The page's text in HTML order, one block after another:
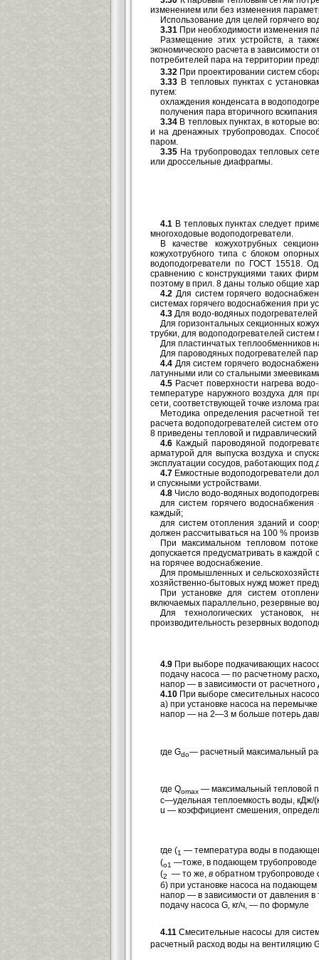
изменением или без изменения
Использование для целей горячего
3.31 При необходимости изменения
Размещение этих устройств, а
экономического расчета в
потребителей пара на территории
3.32 При проектировании систем
3.33 В тепловых пунктах с
путем:
охлаждения конденсата в
получения пара вторичного
3.34 В тепловых пунктах, в которые
и на дренажных трубопроводах.
паром.
3.35 На трубопроводах тепловых
или дроссельные диафрагмы.
4.1 В тепловых пунктах следует
многоходовые водоподогреватели.
В качестве кожухотрубных
кожухотрубного типа с блоком
водоподогреватели по ГОСТ 15518.
сравнению с конструкциями таких
поэтому в прил. 8 даны только общие
4.2 Для систем горячего
системах горячего водоснабжения при
4.3 Для водо-водяных
Для горизонтальных секционных
трубки, для водоподогревателей
Для пластинчатых теплообменников
Для пароводяных подогревателей
4.4 Для систем горячего
латунными или со стальными
4.5 Расчет поверхности нагрева
температуре наружного воздуха для
сети, соответствующей точке излома
Методика определения расчетной
расчета водоподогревателей систем
8 приведены тепловой и
4.6 Каждый пароводяной
арматурой для выпуска воздуха и
эксплуатации сосудов, работающих под
4.7 Емкостные водоподогреватели
и спускными устройствами.
4.8 Число водо-водяных
для систем горячего
каждый;
для систем отопления зданий и
должен рассчитываться на 100 %
При максимальном тепловом
допускается предусматривать в
на горячее водоснабжение.
Для промышленных и
хозяйственно-бытовых нужд может
При установке для систем
включаемых параллельно, резервные
Для технологических
производительность резервных
4.9 При выборе подкачивающих
подачу насоса — по расчетному
напор — в зависимости от
4.10 При выборе смесительных
а) при установке насоса на
напор — на 2—3 м больше потерь
где Gdo— расчетный максимальный
где Qomax — максимальный тепловой
с—удельная теплоемкость воды, кДж/
u — коэффициент смешения,
где (1 — температура воды в
(o1 —тоже, в подающем трубопроводе
(2 — то же, в обратном трубопроводе
б) при установке насоса на
напор — в зависимости от давления
подачу насоса G, кг/ч, — по формуле
4.11 Смесительные насосы для
расчетный расход воды на вентиляцию